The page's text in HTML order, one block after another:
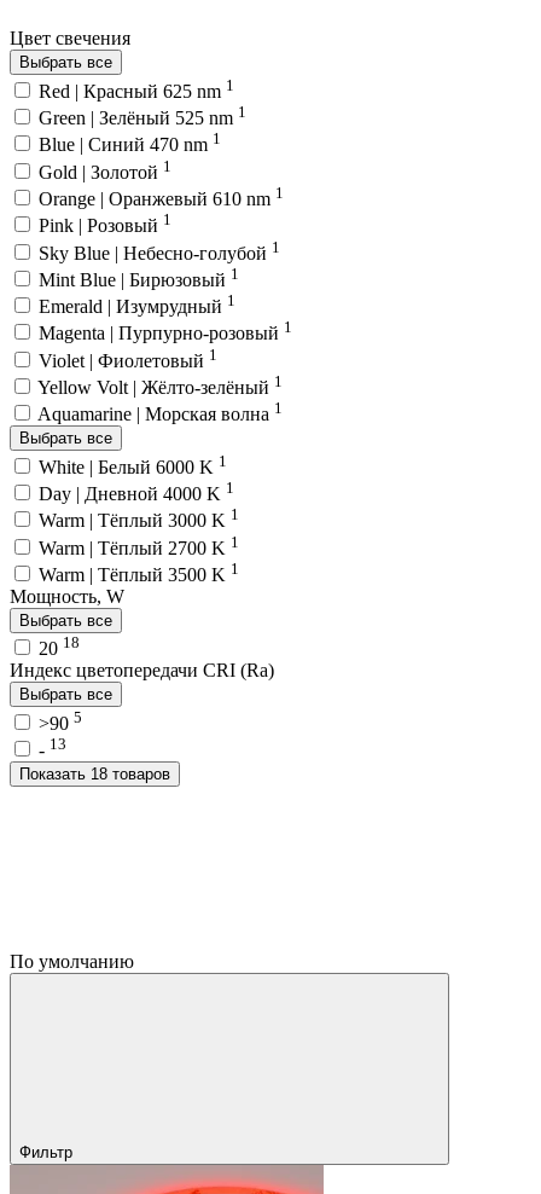
Цвет свечения
Выбрать все
Red | Красный 625 nm 1
Green | Зелёный 525 nm 1
Blue | Синий 470 nm 1
Gold | Золотой 1
Orange | Оранжевый 610 nm 1
Pink | Розовый 1
Sky Blue | Небесно-голубой 1
Mint Blue | Бирюзовый 1
Emerald | Изумрудный 1
Magenta | Пурпурно-розовый 1
Violet | Фиолетовый 1
Yellow Volt | Жёлто-зелёный 1
Aquamarine | Морская волна 1
Выбрать все
White | Белый 6000 K 1
Day | Дневной 4000 K 1
Warm | Тёплый 3000 K 1
Warm | Тёплый 2700 K 1
Warm | Тёплый 3500 K 1
Мощность, W
Выбрать все
20 18
Индекс цветопередачи CRI (Ra)
Выбрать все
>90 5
- 13
Показать 18 товаров
По умолчанию
Фильтр